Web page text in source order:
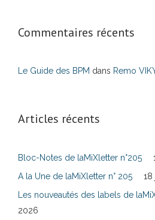
Commentaires récents
Le Guide des BPM dans Remo
Articles récents
Bloc-Notes de laMiXletter n°205
A la Une de laMiXletter n° 205
18
Les nouveautés des labels de
2026